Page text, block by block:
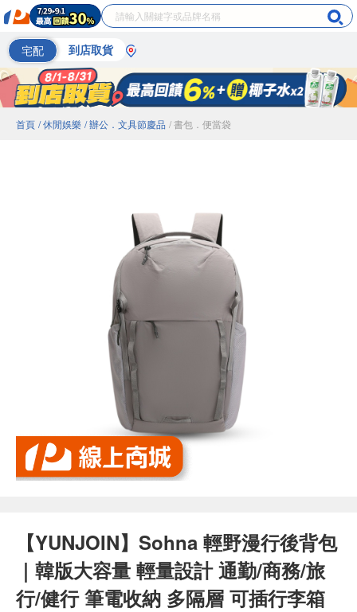
宅配 到店取貨
首頁 / 休閒娛樂 / 辦公．文具節慶品 / 書包．便當袋
【YUNJOIN】Sohna 輕野漫行後背包
｜韓版大容量 輕量設計 通勤/商務/旅
行/健行 筆電收納 多隔層 可插行李箱